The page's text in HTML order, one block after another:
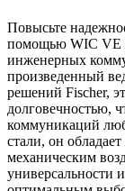
Повысьте
помощью WIC VE
инженерных
произведенный
решений Fischer,
долговечностью,
коммуникаций
стали, он
механическим
универсальности